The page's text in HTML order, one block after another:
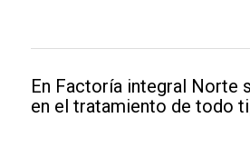
En Factoría integral Norte
en el tratamiento de todo